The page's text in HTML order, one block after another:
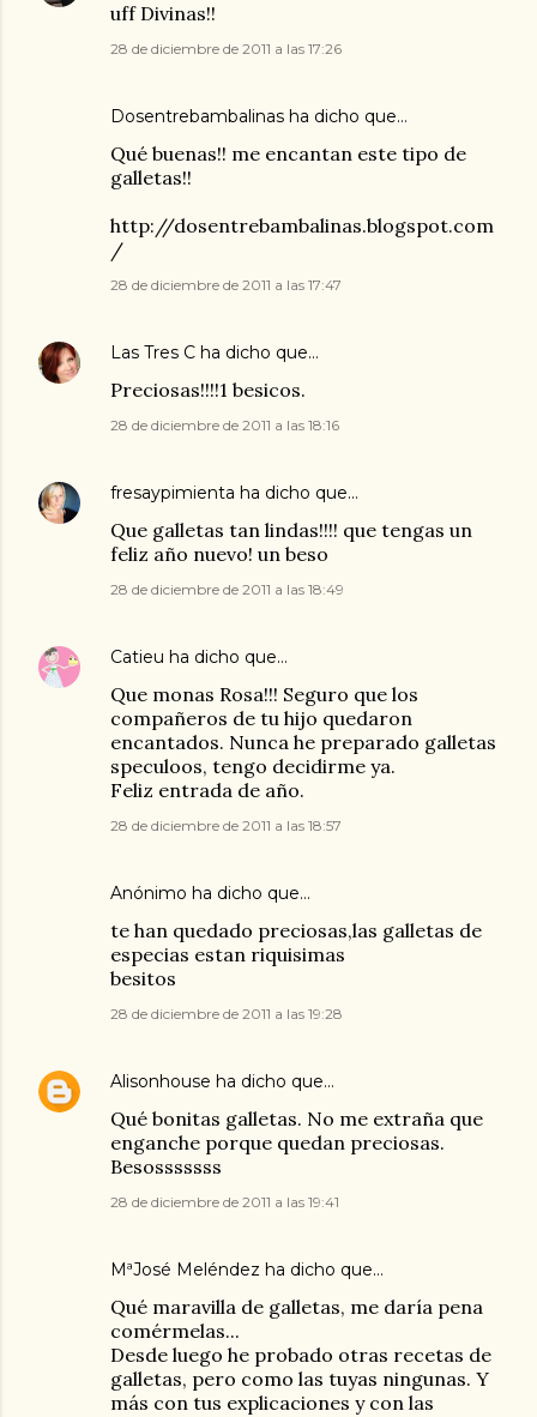
uff Divinas!!
28 de diciembre de 2011 a las 17:26
Dosentrebambalinas ha dicho que…
Qué buenas!! me encantan este tipo de
galletas!!
http://dosentrebambalinas.blogspot.com
/
28 de diciembre de 2011 a las 17:47
Las Tres C ha dicho que…
Preciosas!!!!1 besicos.
28 de diciembre de 2011 a las 18:16
fresaypimienta ha dicho que…
Que galletas tan lindas!!!! que tengas un
feliz año nuevo! un beso
28 de diciembre de 2011 a las 18:49
Catieu ha dicho que…
Que monas Rosa!!! Seguro que los
compañeros de tu hijo quedaron
encantados. Nunca he preparado galletas
speculoos, tengo decidirme ya.
Feliz entrada de año.
28 de diciembre de 2011 a las 18:57
Anónimo ha dicho que…
te han quedado preciosas,las galletas de
especias estan riquisimas
besitos
28 de diciembre de 2011 a las 19:28
Alisonhouse ha dicho que…
Qué bonitas galletas. No me extraña que
enganche porque quedan preciosas.
Besosssssss
28 de diciembre de 2011 a las 19:41
MªJosé Meléndez ha dicho que…
Qué maravilla de galletas, me daría pena
comérmelas...
Desde luego he probado otras recetas de
galletas, pero como las tuyas ningunas. Y
más con tus explicaciones y con las